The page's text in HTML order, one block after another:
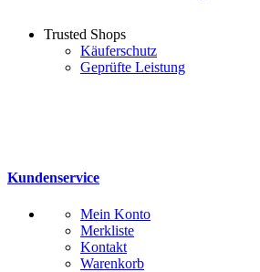
Trusted Shops
Käuferschutz
Geprüfte Leistung
Kundenservice
Mein Konto
Merkliste
Kontakt
Warenkorb